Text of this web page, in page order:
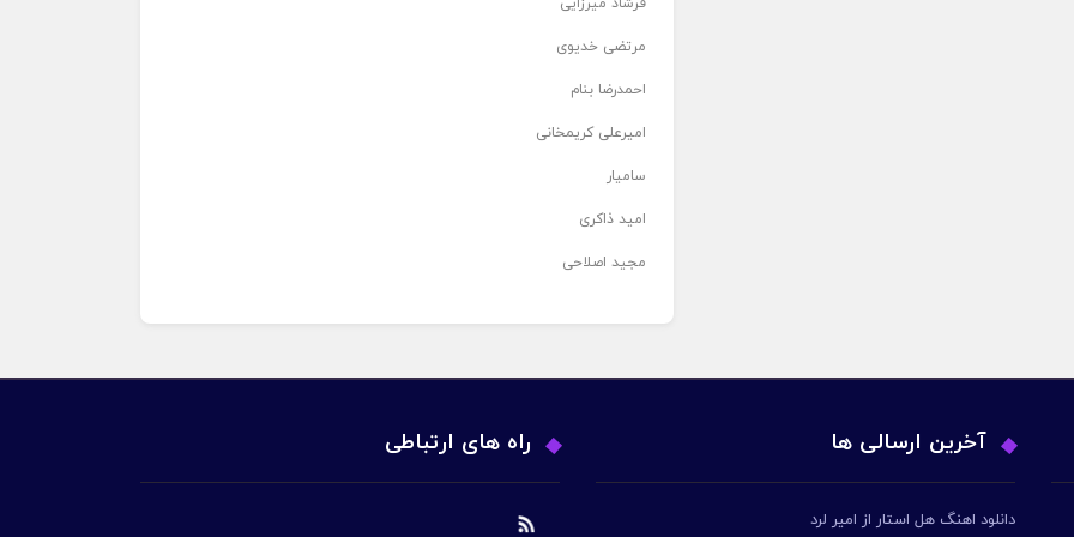
مرتضی خدیوی
احمدرضا بنام
امیرعلی کریمخانی
سامیار
امید ذاکری
مجید اصلاحی
آخرین ارسالی ها
دانلود اهنگ هل استار از امیر لرد
راه های ارتباطی